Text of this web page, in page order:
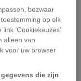
Roy
van de Missouri
niet heel
is gezien.
op zo’n tien
bezwaar
op elk
link 'Cookiekeuzes'
alleen van
voor uw browser
die zijn